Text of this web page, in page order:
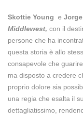
Skottie Young e
Middlewest, con il
persone che ha
questa storia è allo
consapevole che
ma disposto a credere
proprio dolore sia
una regia che esalta il
dettagliatissimo,